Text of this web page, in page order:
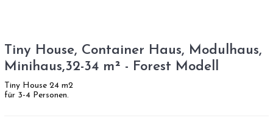
Tiny House, Container Haus, Modulhaus,
Minihaus,32-34 m² - Forest Modell
Tiny House 24 m2
für 3-4 Personen.